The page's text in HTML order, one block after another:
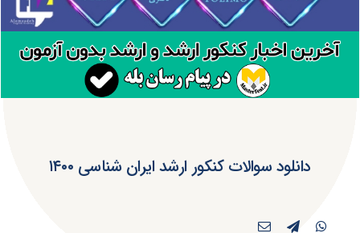
دانلود سوالات کنکور ارشد ایران شناسی ۱۴۰۰